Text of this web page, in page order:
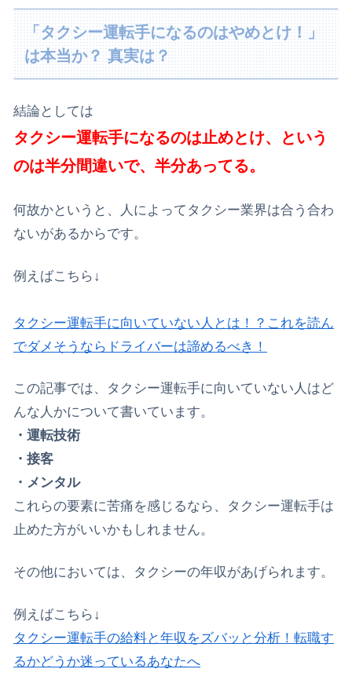
「タクシー運転手になるのはやめとけ！」
は本当か？ 真実は？
結論としては
タクシー運転手になるのは止めとけ、という
のは半分間違いで、半分あってる。
何故かというと、人によってタクシー業界は合う合わ
ないがあるからです。
例えばこちら↓
タクシー運転手に向いていない人とは！？これを読ん
でダメそうならドライバーは諦めるべき！
この記事では、タクシー運転手に向いていない人はど
んな人かについて書いています。
・運転技術
・接客
・メンタル
これらの要素に苦痛を感じるなら、タクシー運転手は
止めた方がいいかもしれません。
その他においては、タクシーの年収があげられます。
例えばこちら↓
タクシー運転手の給料と年収をズバッと分析！転職す
るかどうか迷っているあなたへ